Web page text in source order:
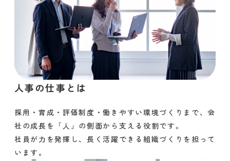
人事の仕事とは
採用・育成・評価制度・働きやすい環境づくりまで、会
社の成長を「人」の側面から支える役割です。
社員が力を発揮し、長く活躍できる組織づくりを担って
います。